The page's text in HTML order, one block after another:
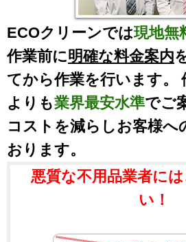
ECOクリーンでは現地無
作業前に明確な料金案内
てから作業を行います。
よりも業界最安水準でご
コストを減らしお客様へ
おります。
悪質な不用品業者に
い！